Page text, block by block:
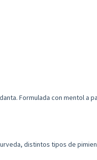
Formulada con mentol
distintos tipos de